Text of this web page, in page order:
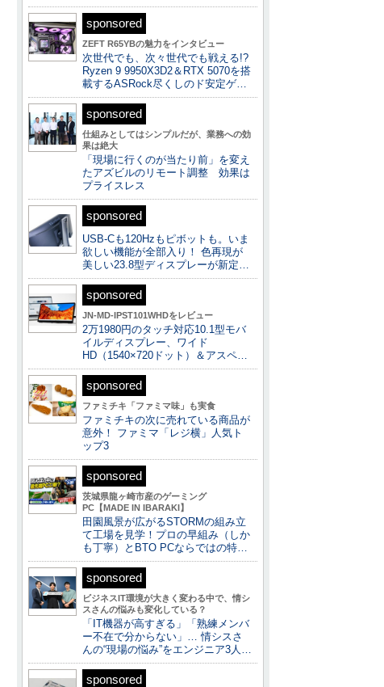
sponsored
ZEFT R65YBの魅力をインタビュー
次世代でも、次々世代でも戦える!?
Ryzen 9 9950X3D2＆RTX 5070を搭
載するASRock尽くしのド安定ゲ…
sponsored
仕組みとしてはシンプルだが、業務への効
果は絶大
「現場に行くのが当たり前」を変え
たアズビルのリモート調整 効果は
プライスレス
sponsored
USB-Cも120Hzもピボットも。いま
欲しい機能が全部入り！ 色再現が
美しい23.8型ディスプレーが新定…
sponsored
JN-MD-IPST101WHDをレビュー
2万1980円のタッチ対応10.1型モバ
イルディスプレー、ワイド
HD（1540×720ドット）＆アスペ…
sponsored
ファミチキ「ファミマ味」も実食
ファミチキの次に売れている商品が
意外！ ファミマ「レジ横」人気ト
ップ3
sponsored
茨城県龍ヶ崎市産のゲーミング
PC【MADE IN IBARAKI】
田園風景が広がるSTORMの組み立
て工場を見学！プロの早組み（しか
も丁寧）とBTO PCならではの特…
sponsored
ビジネスIT環境が大きく変わる中で、情シ
スさんの悩みも変化している？
「IT機器が高すぎる」「熟練メンバ
ー不在で分からない」… 情シスさ
んの“現場の悩み”をエンジニア3人…
sponsored